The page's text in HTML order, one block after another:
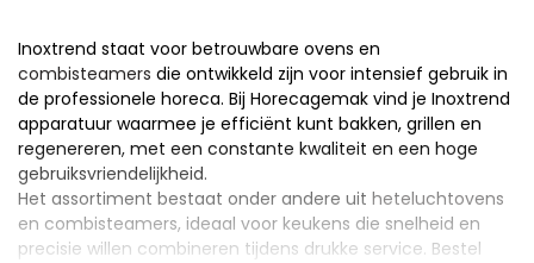
Inoxtrend staat voor betrouwbare ovens en
combisteamers die ontwikkeld zijn voor intensief gebruik in
de professionele horeca. Bij Horecagemak vind je Inoxtrend
apparatuur waarmee je efficiënt kunt bakken, grillen en
regenereren, met een constante kwaliteit en een hoge
gebruiksvriendelijkheid.
Het assortiment bestaat onder andere uit heteluchtovens
en combisteamers, ideaal voor keukens die snelheid en
precisie willen combineren tijdens drukke service. Bestel